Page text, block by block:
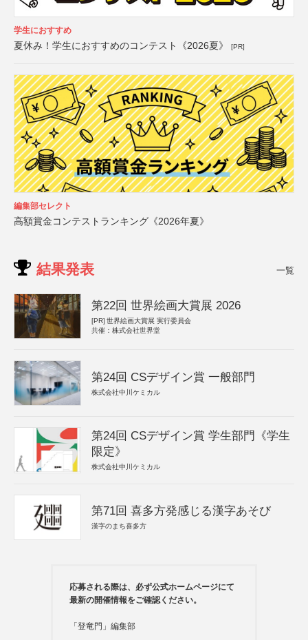
学生におすすめ
夏休み！学生におすすめのコンテスト《2026夏》 [PR]
編集部セレクト
高額賞金コンテストランキング《2026年夏》
結果発表 一覧
第22回 世界絵画大賞展 2026
[PR] 世界絵画大賞展 実行委員会
共催：株式会社世界堂
第24回 CSデザイン賞 一般部門
株式会社中川ケミカル
第24回 CSデザイン賞 学生部門《学生
限定》
株式会社中川ケミカル
第71回 喜多方発感じる漢字あそび
漢字のまち喜多方
応募される際は、必ず公式ホームページにて
最新の開催情報をご確認ください。
「登竜門」編集部